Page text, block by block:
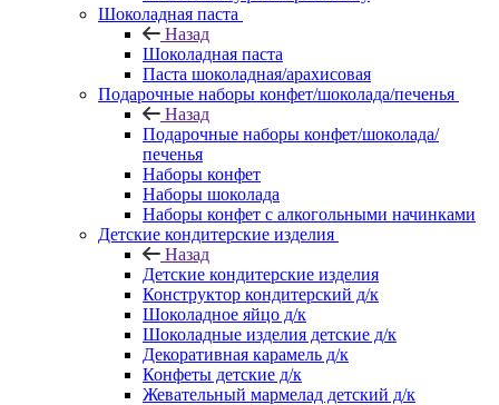
Шоколадная паста
Назад
Шоколадная паста
Паста шоколадная/арахисовая
Подарочные наборы конфет/шоколада/печенья
Назад
Подарочные наборы конфет/шоколада/
печенья
Наборы конфет
Наборы шоколада
Наборы конфет с алкогольными начинками
Детские кондитерские изделия
Назад
Детские кондитерские изделия
Конструктор кондитерский д/к
Шоколадное яйцо д/к
Шоколадные изделия детские д/к
Декоративная карамель д/к
Конфеты детские д/к
Жевательный мармелад детский д/к